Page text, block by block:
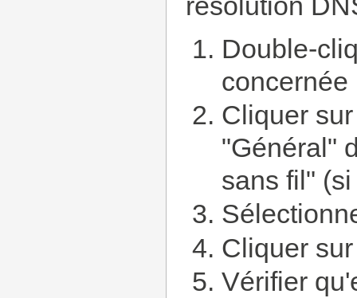
Double-
concernée
Cliquer
"Général"
sans fil"
Cliquer
Vérifier